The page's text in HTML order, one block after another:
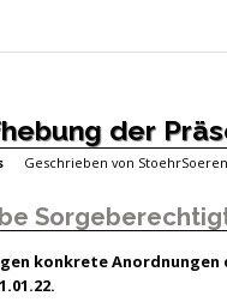
der
Geschrieben von StoehrSoeren
konkrete Anordnungen